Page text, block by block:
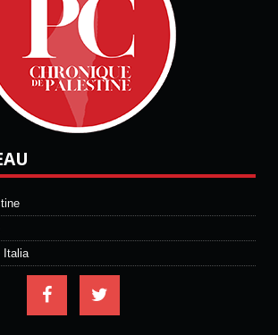
Italia